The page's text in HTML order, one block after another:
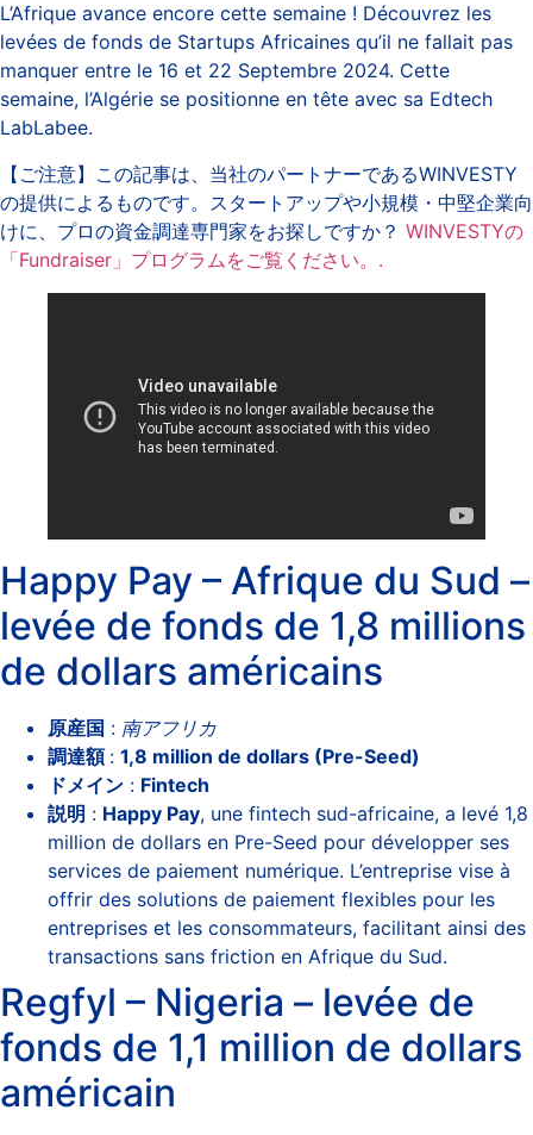
L’Afrique avance encore cette semaine ! Découvrez les
levées de fonds de Startups Africaines qu’il ne fallait pas
manquer entre le 16 et 22 Septembre 2024. Cette
semaine, l’Algérie se positionne en tête avec sa Edtech
LabLabee.
【ご注意】この記事は、当社のパートナーであるWINVESTY
の提供によるものです。スタートアップや小規模・中堅企業向
けに、プロの資金調達専門家をお探しですか？ WINVESTYの
「Fundraiser」プログラムをご覧ください。.
Happy Pay – Afrique du Sud –
levée de fonds de 1,8 millions
de dollars américains
原産国 : 南アフリカ
調達額 : 1,8 million de dollars (Pre-Seed)
ドメイン : Fintech
説明 : Happy Pay, une fintech sud-africaine, a levé 1,8
million de dollars en Pre-Seed pour développer ses
services de paiement numérique. L’entreprise vise à
offrir des solutions de paiement flexibles pour les
entreprises et les consommateurs, facilitant ainsi des
transactions sans friction en Afrique du Sud.
Regfyl – Nigeria – levée de
fonds de 1,1 million de dollars
américain